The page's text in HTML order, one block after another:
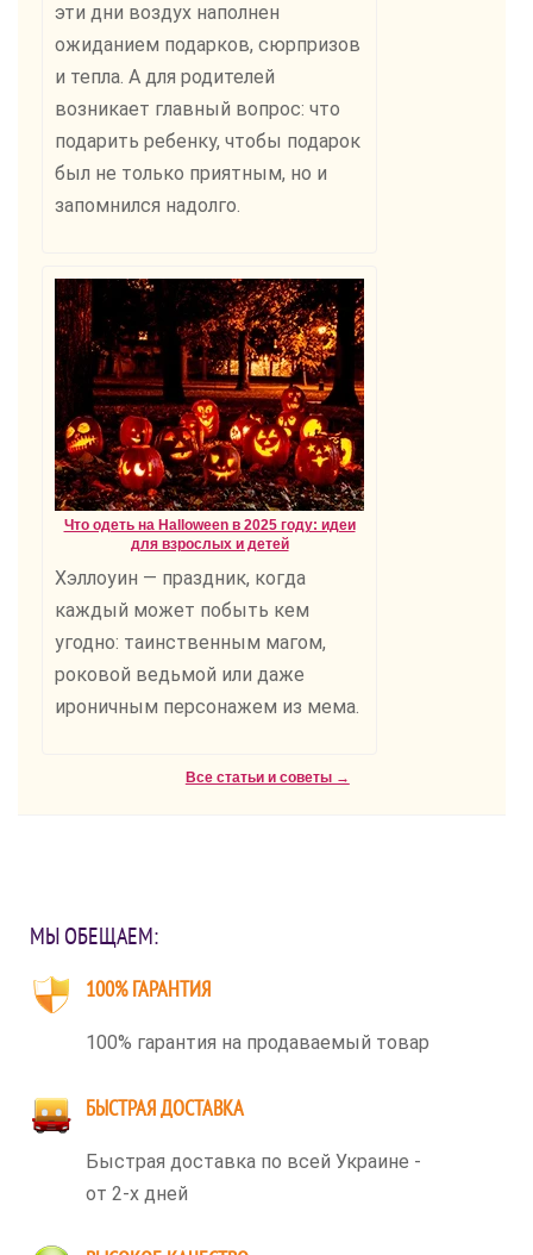
эти дни воздух наполнен
ожиданием подарков, сюрпризов
и тепла. А для родителей
возникает главный вопрос: что
подарить ребенку, чтобы подарок
был не только приятным, но и
запомнился надолго.
Что одеть на Halloween в 2025 году: идеи
для взрослых и детей
Хэллоуин — праздник, когда
каждый может побыть кем
угодно: таинственным магом,
роковой ведьмой или даже
ироничным персонажем из мема.
Все статьи и советы →
МЫ ОБЕЩАЕМ:
100% ГАРАНТИЯ
100% гарантия на продаваемый товар
БЫСТРАЯ ДОСТАВКА
Быстрая доставка по всей Украине -
от 2-х дней